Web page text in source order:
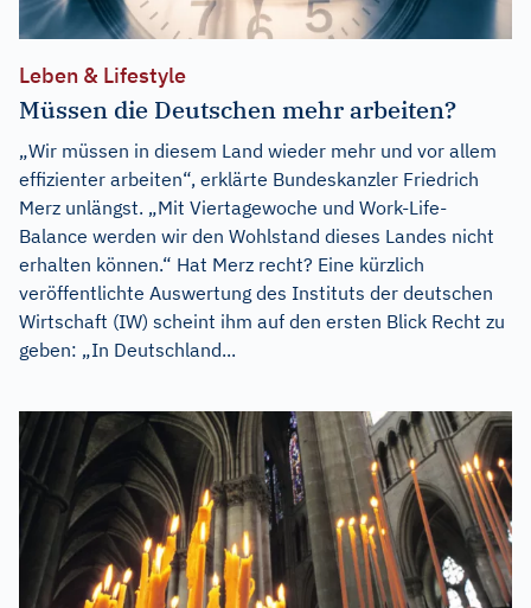
Leben & Lifestyle
Müssen die Deutschen mehr arbeiten?
„Wir müssen in diesem Land wieder mehr und vor allem
effizienter arbeiten“, erklärte Bundeskanzler Friedrich
Merz unlängst. „Mit Viertagewoche und Work-Life-
Balance werden wir den Wohlstand dieses Landes nicht
erhalten können.“ Hat Merz recht? Eine kürzlich
veröffentlichte Auswertung des Instituts der deutschen
Wirtschaft (IW) scheint ihm auf den ersten Blick Recht zu
geben: „In Deutschland...